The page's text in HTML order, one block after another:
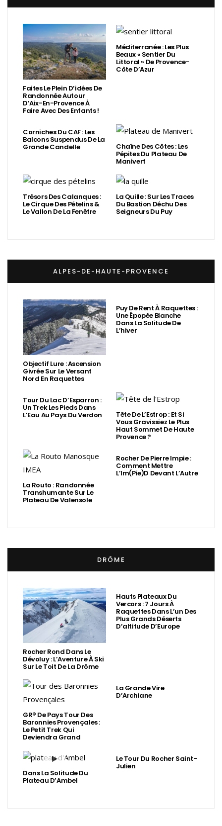
Faites Le Plein D’idées De
Randonnée Autour
D’Aix-En-Provence À
Faire Avec Des Enfants !
Méditerranée : Les Plus
Beaux « Sentier Du
Littoral » De Provence-
Côte D’Azur
Corniches Du CAF : Les
Balcons Suspendus De La
Grande Candelle Chaîne Des Côtes : Les
Pépites Du Plateau De
Manivert
Trésors Des Calanques :
Le Cirque Des Pételins &
Le Vallon De La Fenêtre
La Quille : Sur Les Traces
Du Bastion Déchu Des
Seigneurs Du Puy
ALPES-DE-HAUTE-PROVENCE
Objectif Lure : Ascension
Givrée Sur Le Versant
Nord En Raquettes
Puy De Rent À Raquettes :
Une Épopée Blanche
Dans La Solitude De
L’hiver
Tour Du Lac D’Esparron :
Un Trek Les Pieds Dans
L’Eau Au Pays Du Verdon Tête De L’Estrop : Et Si
Vous Gravissiez Le Plus
Haut Sommet De Haute
Provence ?
La Routo : Randonnée
Transhumante Sur Le
Plateau De Valensole
Rocher De Pierre Impie :
Comment Mettre
L’Im(Pie)d Devant L’Autre
DRÔME
Rocher Rond Dans Le
Dévoluy : L’Aventure À Ski
Sur Le Toit De La Drôme
Hauts Plateaux Du
Vercors : 7 Jours À
Raquettes Dans L’un Des
Plus Grands Déserts
D’altitude D’Europe
GR® De Pays Tour Des
Baronnies Provençales :
Le Petit Trek Qui
Deviendra Grand
La Grande Vire
D’Archiane
Dans La Solitude Du
Plateau D’Ambel
Le Tour Du Rocher Saint-
Julien